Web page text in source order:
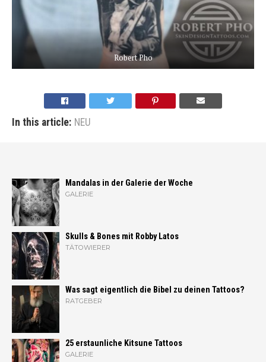
Robert Pho
In this article: NEU
Mandalas in der Galerie der Woche
GALERIE
Skulls & Bones mit Robby Latos
TÄTOWIERER
Was sagt eigentlich die Bibel zu deinen Tattoos?
RATGEBER
25 erstaunliche Kitsune Tattoos
GALERIE